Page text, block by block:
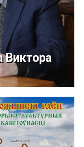
Виктора